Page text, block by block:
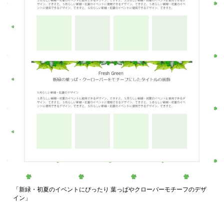
「新緑・初夏のイベントにぴったり 葉っぱやクローバーモチーフのデザ
イン」